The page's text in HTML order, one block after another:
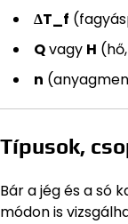
ΔT_f
Qvagy H
n
Típusok,
Bár a jég és a só
módon is